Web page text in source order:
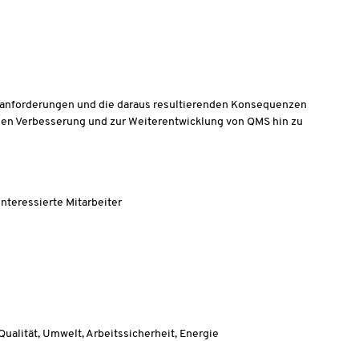
und die daraus resultierenden Konsequenzen
Verbesserung und zur Weiterentwicklung von QMS hin zu
Mitarbeiter
Umwelt, Arbeitssicherheit, Energie